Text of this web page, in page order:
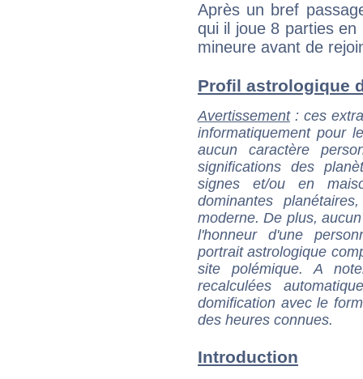
Après un bref
qui il joue 8 parties
mineure avant de
Profil astrologique
Avertissement: ces
informatiquement pour
aucun caractère
significations des
signes et/ou en
dominantes
moderne. De plus,
l'honneur d'une
portrait astrologique
site polémique. A
recalculées
domification avec le
des heures connues.
Introduction